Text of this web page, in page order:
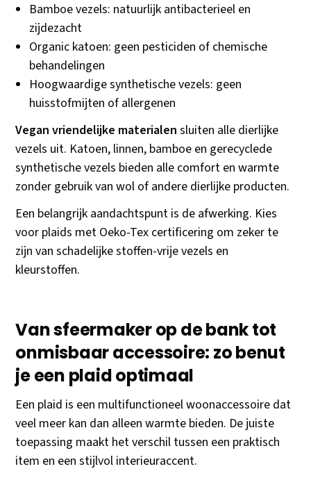
Bamboe vezels: natuurlijk antibacterieel en
zijdezacht
Organic katoen: geen pesticiden of chemische
behandelingen
Hoogwaardige synthetische vezels: geen
huisstofmijten of allergenen
Vegan vriendelijke materialen sluiten alle dierlijke
vezels uit. Katoen, linnen, bamboe en gerecyclede
synthetische vezels bieden alle comfort en warmte
zonder gebruik van wol of andere dierlijke producten.
Een belangrijk aandachtspunt is de afwerking. Kies
voor plaids met Oeko-Tex certificering om zeker te
zijn van schadelijke stoffen-vrije vezels en
kleurstoffen.
Van sfeermaker op de bank tot
onmisbaar accessoire: zo benut
je een plaid optimaal
Een plaid is een multifunctioneel woonaccessoire dat
veel meer kan dan alleen warmte bieden. De juiste
toepassing maakt het verschil tussen een praktisch
item en een stijlvol interieuraccent.